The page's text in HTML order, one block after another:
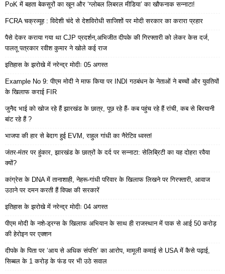
PoK में बहता बेकसूरों का खून और ‘ग्लोबल लिबरल मीडिया’ का खौफनाक सन्नाटा!
FCRA चक्रव्यूह : विदेशी चंदे से देशविरोधी साजिशों पर मोदी सरकार का करारा प्रहार
पैसे देकर कराया गया था CJP प्रदर्शन,अभिजीत दीपके की गिरफ्तारी को लेकर केस दर्ज,
पालतू पत्रकार रवीश कुमार ने खोले कई राज
इतिहास के झरोखे में नरेन्द्र मोदीः 05 अगस्त
Example No 9: पीएम मोदी ने माफ किया पर INDI गठबंधन के नेताओं ने बच्चों और युवतियों
के खिलाफ कराई FIR
जुनैद भाई को खोज रहे हैं झारखंड के छात्र, पूछ रहे हैं- कब पहुंच रहे हैं रांची, कब से बिरयानी
बांट रहे हैं ?
भाजपा की हार से बेदाग हुई EVM, राहुल गांधी का नैरेटिव ध्वस्त!
जंतर-मंतर पर हुंकार, झारखंड के छात्रों के दर्द पर सन्नाटा: सेलिब्रिटी का यह दोहरा रवैया
क्यों?
कांग्रेस के DNA में तानाशाही, नेहरू-गांधी परिवार के खिलाफ लिखने पर गिरफ्तारी, आवाज
उठाने पर दमन करती हैं विपक्ष की सरकारें
इतिहास के झरोखे में नरेन्द्र मोदीः 04 अगस्त
पीएम मोदी के नशे-ड्रग्स के खिलाफ अभियान के साथ ही राजस्थान में पाक से आई 50 करोड़
की हेरोइन पर एक्शन
दीपके के पिता पर ‘आय से अधिक संपत्ति’ का आरोप, मामूली कमाई से USA में कैसे पढ़ाई,
सिब्बल के 1 करोड़ के फंड पर भी उठे सवाल